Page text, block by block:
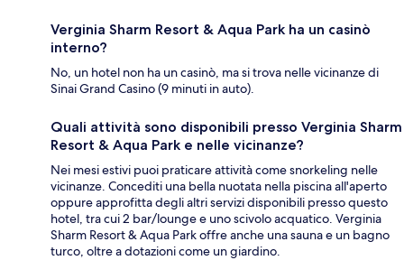
Verginia Sharm Resort & Aqua Park ha un casinò
interno?
No, un hotel non ha un casinò, ma si trova nelle vicinanze di
Sinai Grand Casino (9 minuti in auto).
Quali attività sono disponibili presso Verginia Sharm
Resort & Aqua Park e nelle vicinanze?
Nei mesi estivi puoi praticare attività come snorkeling nelle
vicinanze. Concediti una bella nuotata nella piscina all'aperto
oppure approfitta degli altri servizi disponibili presso questo
hotel, tra cui 2 bar/lounge e uno scivolo acquatico. Verginia
Sharm Resort & Aqua Park offre anche una sauna e un bagno
turco, oltre a dotazioni come un giardino.